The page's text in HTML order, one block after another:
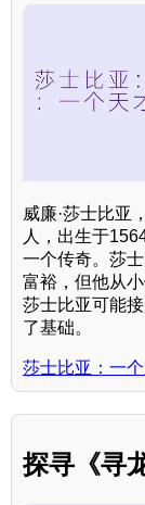
威廉·莎士比亚
人，出生于
一个传奇。莎
富裕，但他从
莎士比亚可能
了基础。
莎士比亚：一
探寻《寻